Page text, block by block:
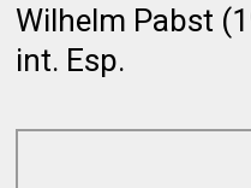
Wilhelm Pabst
int. Esp.